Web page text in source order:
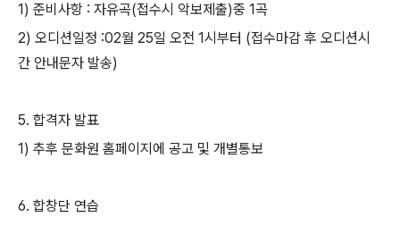
1) 준비사항 : 자유곡(접수시 악보제출)중 1곡
2) 오디션일정 :02월 25일 오전 1시부터 (접수마감 후 오디션시
간 안내문자 발송)
5. 합격자 발표
1) 추후 문화원 홈페이지에 공고 및 개별통보
6. 합창단 연습